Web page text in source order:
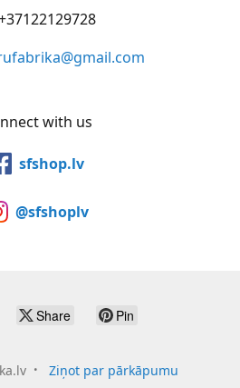
with us
sfshop.lv
@sfshoplv
Share Pin
Ziņot par pārkāpumu